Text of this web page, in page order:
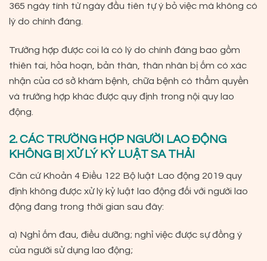
365 ngày tính từ ngày đầu tiên tự ý bỏ việc mà không có
lý do chính đáng.
Trường hợp được coi là có lý do chính đáng bao gồm
thiên tai, hỏa hoạn, bản thân, thân nhân bị ốm có xác
nhận của cơ sở khám bệnh, chữa bệnh có thẩm quyền
và trường hợp khác được quy định trong nội quy lao
động.
2. CÁC TRƯỜNG HỢP NGƯỜI LAO ĐỘNG
KHÔNG BỊ XỬ LÝ KỶ LUẬT SA THẢI
Căn cứ Khoản 4 Điều 122 Bộ luật Lao động 2019 quy
định không được xử lý kỷ luật lao động đối với người lao
động đang trong thời gian sau đây:
a) Nghỉ ốm đau, điều dưỡng; nghỉ việc được sự đồng ý
của người sử dụng lao động;